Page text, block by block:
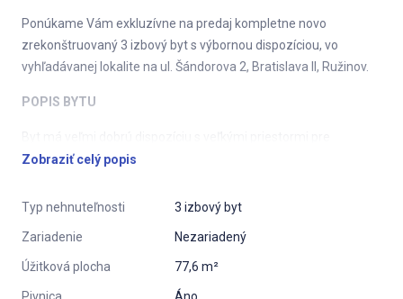
Ponúkame Vám exkluzívne na predaj kompletne novo
zrekonštruovaný 3 izbový byt s výbornou dispozíciou, vo
vyhľadávanej lokalite na ul. Šándorova 2, Bratislava II, Ružinov.
POPIS BYTU
vstavané skrine, neprechodné spálne, balkón z kuchyne, loggiu
sušičku a samostatné WC.
Situovaný je na 5 poschodí v 8 poschodovom zateplenom
bytovom dome, k bytu prislúcha priestranná murovaná pivnica
Zobraziť celý popis
Typ nehnuteľnosti 3 izbový byt
Zariadenie Nezariadený
Úžitková plocha 77,6 m²